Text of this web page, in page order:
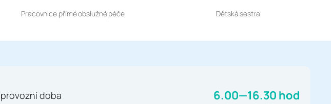
Pracovnice přímé obslužné péče Dětská sestra
provozní doba 6.00—16.30 hod